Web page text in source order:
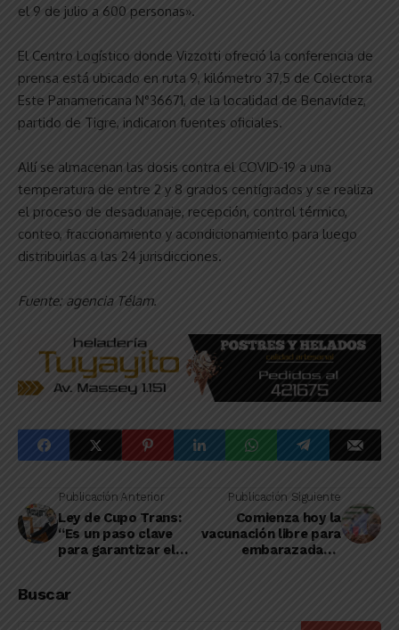
el 9 de julio a 600 personas».
El Centro Logístico donde Vizzotti ofreció la conferencia de
prensa está ubicado en ruta 9, kilómetro 37,5 de Colectora
Este Panamericana N°36671, de la localidad de Benavídez,
partido de Tigre, indicaron fuentes oficiales.
Allí se almacenan las dosis contra el COVID-19 a una
temperatura de entre 2 y 8 grados centígrados y se realiza
el proceso de desaduanaje, recepción, control térmico,
conteo, fraccionamiento y acondicionamiento para luego
distribuirlas a las 24 jurisdicciones.
Fuente: agencia Télam.
Publicación Anterior
Ley de Cupo Trans:
“Es un paso clave
para garantizar el
Publicación Siguiente
Comienza hoy la
vacunación libre para
embarazadas y
Buscar